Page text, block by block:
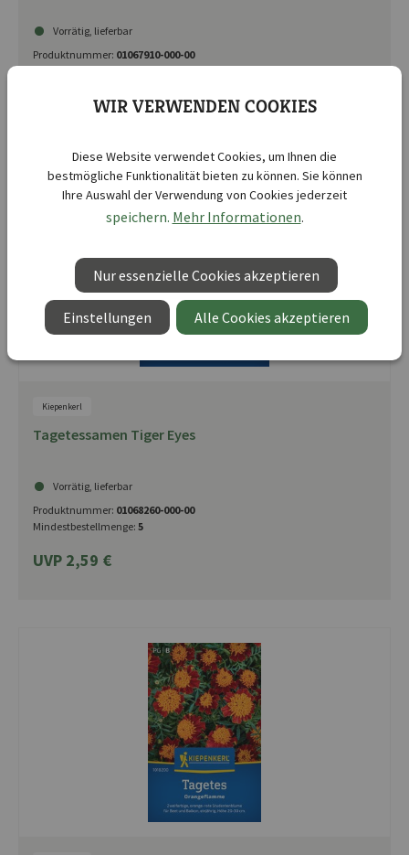
Vorrätig, lieferbar
Produktnummer: 01067910-000-00
UVP 3,99 €
Kiepenkerl
Tagetessamen Tiger Eyes
Vorrätig, lieferbar
Produktnummer: 01068260-000-00
Mindestbestellmenge: 5
UVP 2,59 €
WIR VERWENDEN COOKIES
Diese Website verwendet Cookies, um Ihnen die
bestmögliche Funktionalität bieten zu können. Sie können
Ihre Auswahl der Verwendung von Cookies jederzeit
speichern. Mehr Informationen.
Nur essenzielle Cookies akzeptieren
Einstellungen Alle Cookies akzeptieren